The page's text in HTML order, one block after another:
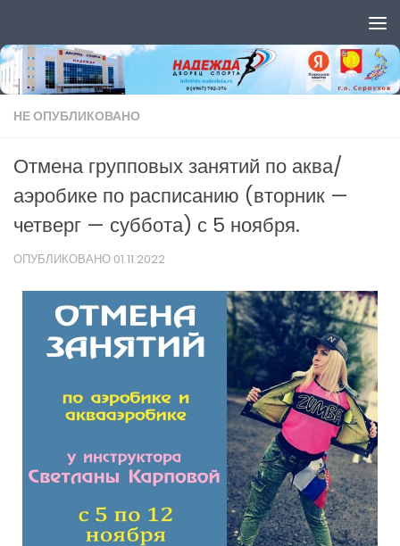
НЕ ОПУБЛИКОВАНО
Отмена групповых занятий по аква/
аэробике по расписанию (вторник —
четверг — суббота) с 5 ноября.
ОПУБЛИКОВАНО 01.11.2022